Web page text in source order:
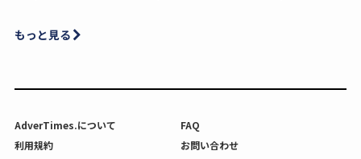
もっと見る
AdverTimes.について
FAQ
利用規約
お問い合わせ